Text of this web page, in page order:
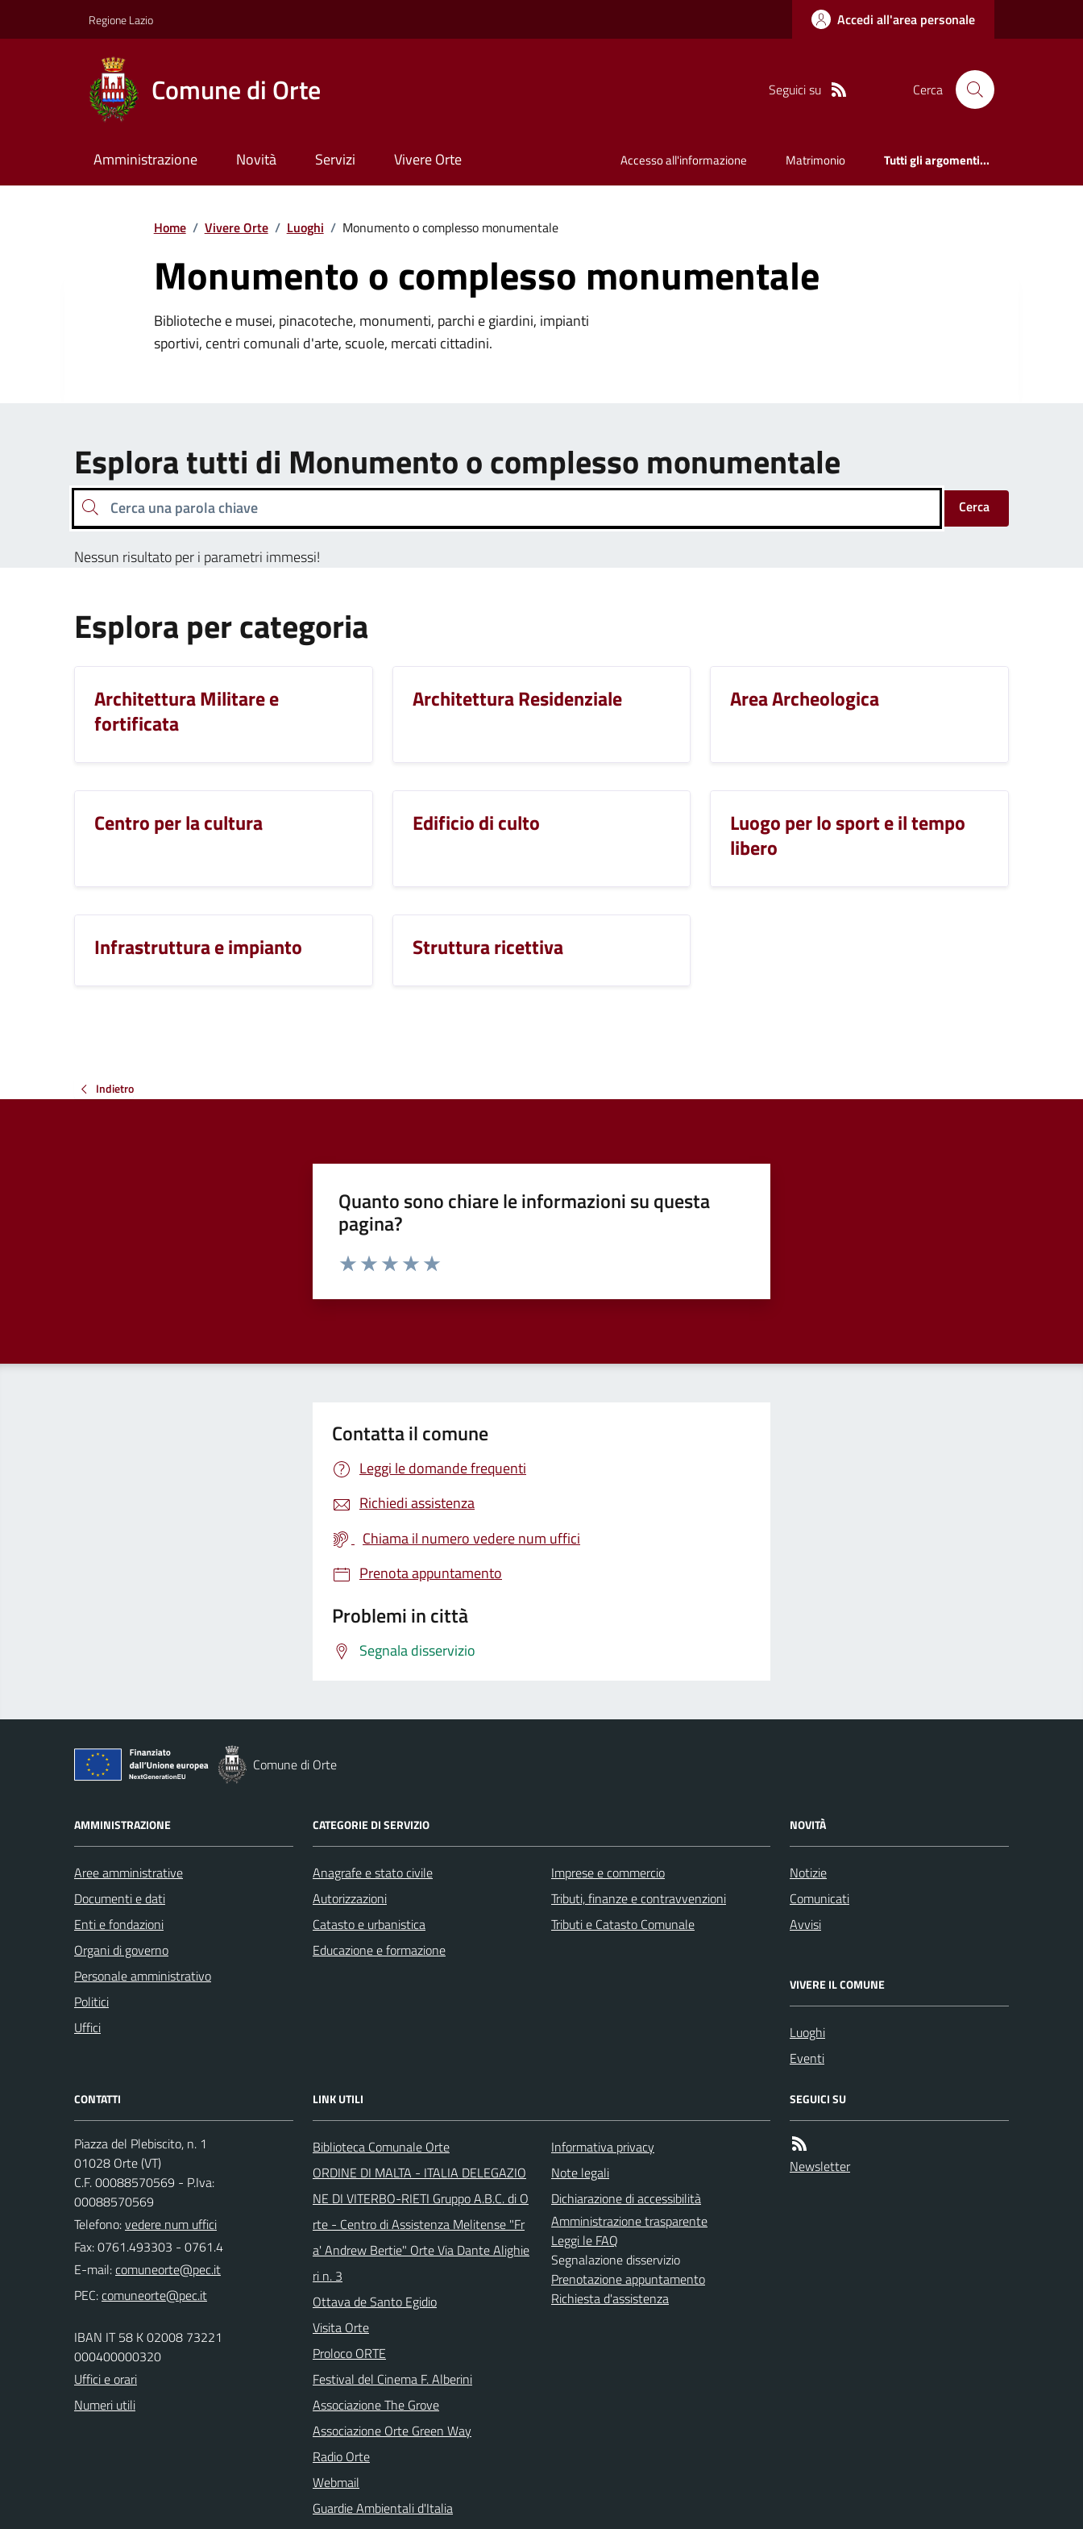
Regione Lazio Accedi all'area personale
Comune di Orte Seguici su Cerca
Amministrazione Novità Servizi Vivere Orte Accesso all'informazione Matrimonio Tutti gli argomenti...
Home / Vivere Orte / Luoghi / Monumento o complesso monumentale
Monumento o complesso monumentale
Biblioteche e musei, pinacoteche, monumenti, parchi e giardini, impianti
sportivi, centri comunali d'arte, scuole, mercati cittadini.
Esplora tutti di Monumento o complesso monumentale
Cerca una parola chiave Cerca
Nessun risultato per i parametri immessi!
Esplora per categoria
Architettura Militare e
fortificata
Architettura Residenziale Area Archeologica
Centro per la cultura Edificio di culto
Luogo per lo sport e il tempo
libero
Infrastruttura e impianto Struttura ricettiva
Indietro
Quanto sono chiare le informazioni su questa
pagina?
Valuta da 1 a 5 stelle la pagina
Contatta il comune
Leggi le domande frequenti
Richiedi assistenza
Chiama il numero vedere num uffici
Prenota appuntamento
Problemi in città
Segnala disservizio
Comune di Orte
AMMINISTRAZIONE
Aree amministrative
Documenti e dati
Enti e fondazioni
Organi di governo
Personale amministrativo
Politici
Uffici
CATEGORIE DI SERVIZIO
Anagrafe e stato civile
Autorizzazioni
Catasto e urbanistica
Educazione e formazione
Imprese e commercio
Tributi, finanze e contravvenzioni
Tributi e Catasto Comunale
NOVITÀ
Notizie
Comunicati
Avvisi
VIVERE IL COMUNE
Luoghi
Eventi
CONTATTI
Piazza del Plebiscito, n. 1
01028 Orte (VT)
C.F. 00088570569 - P.Iva:
00088570569
Telefono:vedere num uffici
Fax: 0761.493303 - 0761.4
E-mail:
PEC:
IBAN IT 58 K 02008 73221
000400000320
Uffici e orari
Numeri utili
LINK UTILI
Biblioteca Comunale Orte
ORDINE DI MALTA - ITALIA DELEGAZIO
NE DI VITERBO-RIETI Gruppo A.B.C. di O
rte - Centro di Assistenza Melitense "Fr
a' Andrew Bertie" Orte Via Dante Alighie
ri n. 3
Ottava de Santo Egidio
Visita Orte
Proloco ORTE
Festival del Cinema F. Alberini
Associazione The Grove
Associazione Orte Green Way
Radio Orte
Webmail
Guardie Ambientali d'Italia
Informativa privacy
Note legali
Dichiarazione di accessibilità
Amministrazione trasparente
Leggi le FAQ
Segnalazione disservizio
Prenotazione appuntamento
Richiesta d'assistenza
SEGUICI SU
Newsletter